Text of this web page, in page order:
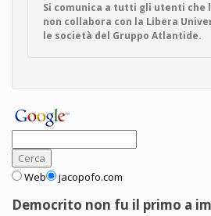
Si comunica a tutti gli utenti che
non collabora con la Libera
le società del Gruppo Atlantide.
Web jacopofo.com
Democrito non fu il primo a